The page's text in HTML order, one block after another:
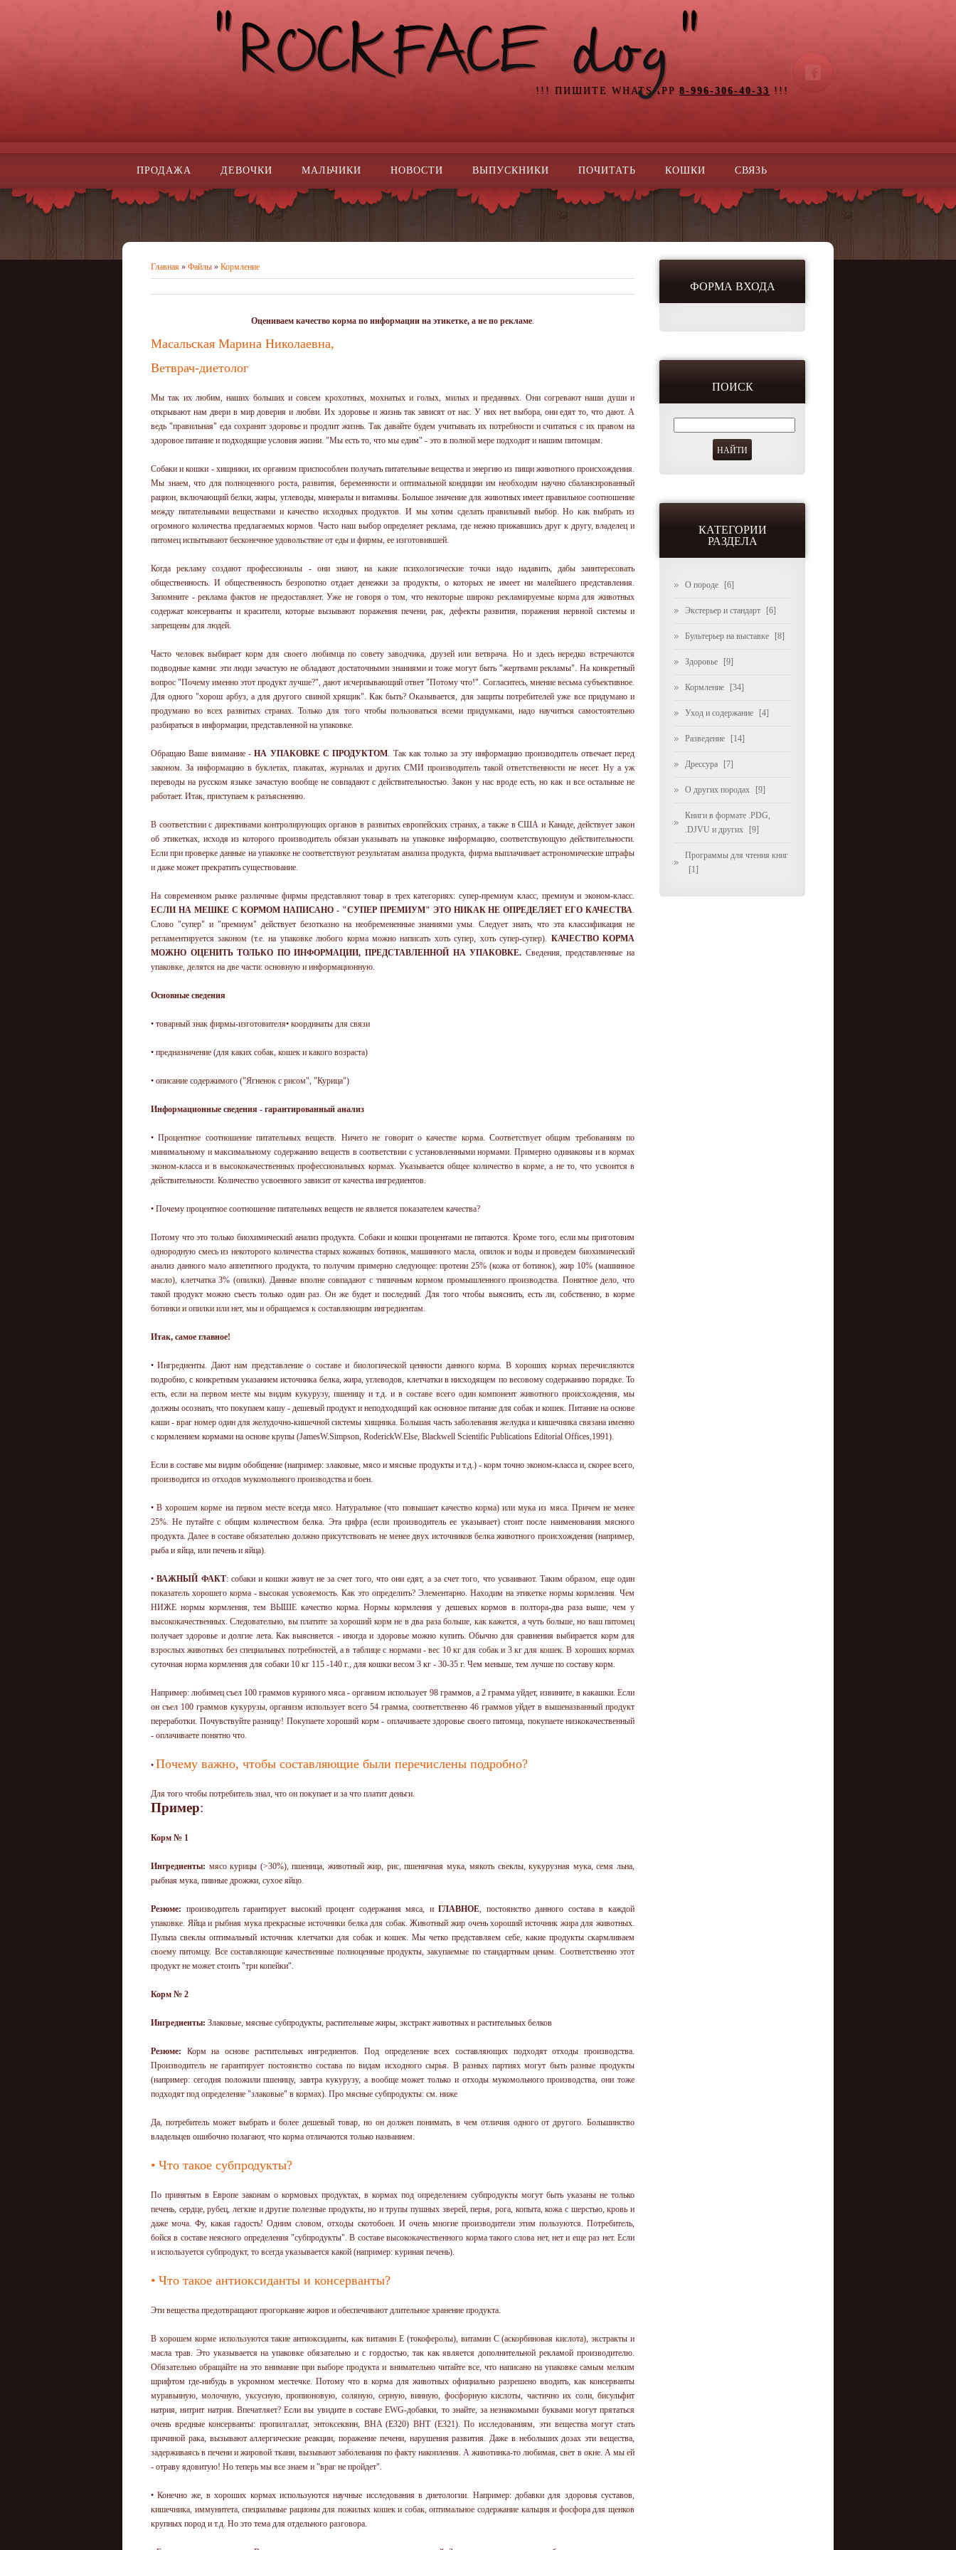
!!! ПИШИТЕ WHATSAPP 8-996-306-40-33 !!!
ПРОДАЖА ДЕВОЧКИ МАЛЬЧИКИ НОВОСТИ ВЫПУСКНИКИ ПОЧИТАТЬ КОШКИ СВЯЗЬ
Главная » Файлы » Кормление
Оцениваем качество корма по информации на этикетке, а не по рекламе.
Масальская Марина Николаевна,
Ветврач-диетолог
Мы так их любим, наших больших и совсем крохотных, мохнатых и голых, милых и преданных. Они согревают наши души и
открывают нам двери в мир доверия и любви. Их здоровье и жизнь так зависят от нас. У них нет выбора, они едят то, что дают. А
ведь "правильная" еда сохранит здоровье и продлит жизнь. Так давайте будем учитывать их потребности и считаться с их правом на
здоровое питание и подходящие условия жизни. "Мы есть то, что мы едим" - это в полной мере подходит и нашим питомцам.
Собаки и кошки - хищники, их организм приспособлен получать питательные вещества и энергию из пищи животного происхождения.
Мы знаем, что для полноценного роста, развития, беременности и оптимальной кондиции им необходим научно сбалансированный
рацион, включающий белки, жиры, углеводы, минералы и витамины. Большое значение для животных имеет правильное соотношение
между питательными веществами и качество исходных продуктов. И мы хотим сделать правильный выбор. Но как выбрать из
огромного количества предлагаемых кормов. Часто наш выбор определяет реклама, где нежно прижавшись друг к другу, владелец и
питомец испытывают бесконечное удовольствие от еды и фирмы, ее изготовившей.
Когда рекламу создают профессионалы - они знают, на какие психологические точки надо надавить, дабы заинтересовать
общественность. И общественность безропотно отдает денежки за продукты, о которых не имеет ни малейшего представления.
Запомните - реклама фактов не предоставляет. Уже не говоря о том, что некоторые широко рекламируемые корма для животных
содержат консерванты и красители, которые вызывают поражения печени, рак, дефекты развития, поражения нервной системы и
запрещены для людей.
Часто человек выбирает корм для своего любимца по совету заводчика, друзей или ветврача. Но и здесь нередко встречаются
подводные камни: эти люди зачастую не обладают достаточными знаниями и тоже могут быть "жертвами рекламы". На конкретный
вопрос "Почему именно этот продукт лучше?", дают исчерпывающий ответ "Потому что!". Согласитесь, мнение весьма субъективное.
Для одного "хорош арбуз, а для другого свиной хрящик". Как быть? Оказывается, для защиты потребителей уже все придумано и
продумано во всех развитых странах. Только для того чтобы пользоваться всеми придумками, надо научиться самостоятельно
разбираться в информации, представленной на упаковке.
Обращаю Ваше внимание -НА УПАКОВКЕ С ПРОДУКТОМ. Так как только за эту информацию производитель отвечает перед
законом. За информацию в буклетах, плакатах, журналах и других СМИ производитель такой ответственности не несет. Ну а уж
переводы на русском языке зачастую вообще не совпадают с действительностью. Закон у нас вроде есть, но как и все остальные не
работает. Итак, приступаем к разъяснению.
В соответствии с директивами контролирующих органов в развитых европейских странах, а также в США и Канаде, действует закон
об этикетках, исходя из которого производитель обязан указывать на упаковке информацию, соответствующую действительности.
Если при проверке данные на упаковке не соответствуют результатам анализа продукта, фирма выплачивает астрономические штрафы
и даже может прекратить существование.
На современном рынке различные фирмы представляют товар в трех категориях: супер-премиум класс, премиум и эконом-класс.
ЕСЛИ НА МЕШКЕ С КОРМОМ НАПИСАНО - "СУПЕР ПРЕМИУМ" ЭТО НИКАК НЕ ОПРЕДЕЛЯЕТ ЕГО КАЧЕСТВА.
Слово "супер" и "премиум" действует безотказно на необремененные знаниями умы. Следует знать, что эта классификация не
регламентируется законом (т.е. на упаковке любого корма можно написать хоть супер, хоть супер-супер). КАЧЕСТВО КОРМА
МОЖНО ОЦЕНИТЬ ТОЛЬКО ПО ИНФОРМАЦИИ, ПРЕДСТАВЛЕННОЙ НА УПАКОВКЕ. Сведения, представленные на
упаковке, делятся на две части: основную и информационную.
Основные сведения
• товарный знак фирмы-изготовителя• координаты для связи
• предназначение (для каких собак, кошек и какого возраста)
• описание содержимого ("Ягненок с рисом", "Курица")
Информационные сведения - гарантированный анализ
• Процентное соотношение питательных веществ. Ничего не говорит о качестве корма. Соответствует общим требованиям по
минимальному и максимальному содержанию веществ в соответствии с установленными нормами. Примерно одинаковы и в кормах
эконом-класса и в высококачественных профессиональных кормах. Указывается общее количество в корме, а не то, что усвоится в
действительности. Количество усвоенного зависит от качества ингредиентов.
• Почему процентное соотношение питательных веществ не является показателем качества?
Потому что это только биохимический анализ продукта. Собаки и кошки процентами не питаются. Кроме того, если мы приготовим
однородную смесь из некоторого количества старых кожаных ботинок, машинного масла, опилок и воды и проведем биохимический
анализ данного мало аппетитного продукта, то получим примерно следующее: протеин 25% (кожа от ботинок), жир 10% (машинное
масло), клетчатка 3% (опилки). Данные вполне совпадают с типичным кормом промышленного производства. Понятное дело, что
такой продукт можно съесть только один раз. Он же будет и последний. Для того чтобы выяснить, есть ли, собственно, в корме
ботинки и опилки или нет, мы и обращаемся к составляющим ингредиентам.
Итак, самое главное!
• Ингредиенты. Дают нам представление о составе и биологической ценности данного корма. В хороших кормах перечисляются
подробно, с конкретным указанием источника белка, жира, углеводов, клетчатки в нисходящем по весовому содержанию порядке. То
есть, если на первом месте мы видим кукурузу, пшеницу и т.д. и в составе всего один компонент животного происхождения, мы
должны осознать, что покупаем кашу - дешевый продукт и неподходящий как основное питание для собак и кошек. Питание на основе
каши - враг номер один для желудочно-кишечной системы хищника. Большая часть заболевания желудка и кишечника связана именно
с кормлением кормами на основе крупы (JamesW.Simpson, RoderickW.Else, Blackwell Scientific Publications Editorial Offices,1991).
Если в составе мы видим обобщение (например: злаковые, мясо и мясные продукты и т.д.) - корм точно эконом-класса и, скорее всего,
производится из отходов мукомольного производства и боен.
• В хорошем корме на первом месте всегда мясо. Натуральное (что повышает качество корма) или мука из мяса. Причем не менее
25%. Не путайте с общим количеством белка. Эта цифра (если производитель ее указывает) стоит после наименования мясного
продукта. Далее в составе обязательно должно присутствовать не менее двух источников белка животного происхождения (например,
рыба и яйца, или печень и яйца).
•ВАЖНЫЙ ФАКТ: собаки и кошки живут не за счет того, что они едят, а за счет того, что усваивают. Таким образом, еще один
показатель хорошего корма - высокая усвояемость. Как это определить? Элементарно. Находим на этикетке нормы кормления. Чем
НИЖЕ нормы кормления, тем ВЫШЕ качество корма. Нормы кормления у дешевых кормов в полтора-два раза выше, чем у
высококачественных. Следовательно, вы платите за хороший корм не в два раза больше, как кажется, а чуть больше, но ваш питомец
получает здоровье и долгие лета. Как выясняется - иногда и здоровье можно купить. Обычно для сравнения выбирается корм для
взрослых животных без специальных потребностей, а в таблице с нормами - вес 10 кг для собак и 3 кг для кошек. В хороших кормах
суточная норма кормления для собаки 10 кг 115 -140 г., для кошки весом 3 кг - 30-35 г. Чем меньше, тем лучше по составу корм.
Например: любимец съел 100 граммов куриного мяса - организм использует 98 граммов, а 2 грамма уйдет, извините, в какашки. Если
он съел 100 граммов кукурузы, организм использует всего 54 грамма, соответственно 46 граммов уйдет в вышеназванный продукт
переработки. Почувствуйте разницу! Покупаете хороший корм - оплачиваете здоровье своего питомца, покупаете низкокачественный
- оплачиваете понятно что.
• Почему важно, чтобы составляющие были перечислены подробно?
Для того чтобы потребитель знал, что он покупает и за что платит деньги.
Пример:
Корм № 1
Ингредиенты: мясо курицы (>30%), пшеница, животный жир, рис, пшеничная мука, мякоть свеклы, кукурузная мука, семя льна,
рыбная мука, пивные дрожжи, сухое яйцо.
Резюме: производитель гарантирует высокий процент содержания мяса, иГЛАВНОЕ, постоянство данного состава в каждой
упаковке. Яйца и рыбная мука прекрасные источники белка для собак. Животный жир очень хороший источник жира для животных.
Пульпа свеклы оптимальный источник клетчатки для собак и кошек. Мы четко представляем себе, какие продукты скармливаем
своему питомцу. Все составляющие качественные полноценные продукты, закупаемые по стандартным ценам. Соответственно этот
продукт не может стоить "три копейки".
Корм № 2
Ингредиенты: Злаковые, мясные субпродукты, растительные жиры, экстракт животных и растительных белков
Резюме: Корм на основе растительных ингредиентов. Под определение всех составляющих подходят отходы производства.
Производитель не гарантирует постоянство состава по видам исходного сырья. В разных партиях могут быть разные продукты
(например: сегодня положили пшеницу, завтра кукурузу, а вообще может только и отходы мукомольного производства, они тоже
подходят под определение "злаковые" в кормах). Про мясные субпродукты: см. ниже
Да, потребитель может выбрать и более дешевый товар, но он должен понимать, в чем отличия одного от другого. Большинство
владельцев ошибочно полагают, что корма отличаются только названием.
• Что такое субпродукты?
По принятым в Европе законам о кормовых продуктах, в кормах под определением субпродукты могут быть указаны не только
печень, сердце, рубец, легкие и другие полезные продукты, но и трупы пушных зверей, перья, рога, копыта, кожа с шерстью, кровь и
даже моча. Фу, какая гадость! Одним словом, отходы скотобоен. И очень многие производители этим пользуются. Потребитель,
бойся в составе неясного определения "субпродукты". В составе высококачественного корма такого слова нет, нет и еще раз нет. Если
и используется субпродукт, то всегда указывается какой (например: куриная печень).
• Что такое антиоксиданты и консерванты?
Эти вещества предотвращают прогоркание жиров и обеспечивают длительное хранение продукта.
В хорошем корме используются такие антиоксиданты, как витамин Е (токоферолы), витамин С (аскорбиновая кислота), экстракты и
масла трав. Это указывается на упаковке обязательно и с гордостью, так как является дополнительной рекламой производителю.
Обязательно обращайте на это внимание при выборе продукта и внимательно читайте все, что написано на упаковке самым мелким
шрифтом где-нибудь в укромном местечке. Потому что в корма для животных официально разрешено вводить, как консерванты
муравьиную, молочную, уксусную, пропионовую, соляную, серную, винную, фосфорную кислоты, частично их соли, бисульфит
натрия, нитрит натрия. Впечатляет? Если вы увидите в составе EWG-добавки, то знайте, за незнакомыми буквами могут прятаться
очень вредные консерванты: пропилгаллат, энтоксеквин, BHA (Е320) BHT (Е321). По исследованиям, эти вещества могут стать
причиной рака, вызывают аллергические реакции, поражение печени, нарушения развития. Даже в небольших дозах эти вещества,
задерживаясь в печени и жировой ткани, вызывают заболевания по факту накопления. А животинка-то любимая, свет в окне. А мы ей
- отраву ядовитую! Но теперь мы все знаем и "враг не пройдет".
• Конечно же, в хороших кормах используются научные исследования в диетологии. Например: добавки для здоровья суставов,
кишечника, иммунитета, специальные рационы для пожилых кошек и собак, оптимальное содержание кальция и фосфора для щенков
крупных пород и т.д. Но это тема для отдельного разговора.
ФОРМА ВХОДА
ПОИСК
КАТЕГОРИИ
РАЗДЕЛА
О породе [6]
Экстерьер и стандарт [6]
Бультерьер на выставке [8]
Здоровье [9]
Кормление [34]
Уход и содержание [4]
Разведение [14]
Дрессура [7]
О других породах [9]
Книги в формате .PDG,
.DJVU и других
[9]
Программы для чтения книг
[1]